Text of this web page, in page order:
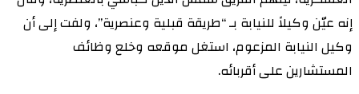
إنه عيّن وكيلاً للنيابة بـ “طريقة قبلية وعنصرية”، ولفت إلى أن
وكيل النيابة المزعوم، استغل موقعه وخلع وظائف
المستشارين على أقربائه.